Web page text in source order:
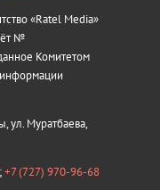
«Ratel Media»
№
Комитетом
ул. Муратбаева,
;+7 (727) 970-96-68